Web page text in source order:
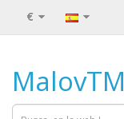
€
MalovTM